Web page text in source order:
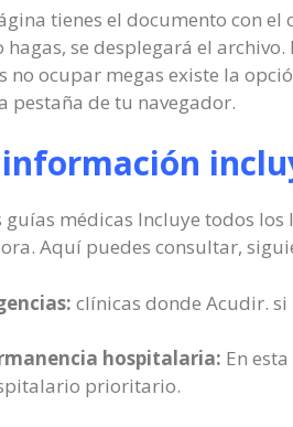
tienes el documento con
hagas, se desplegará el
no ocupar megas existe la
pestaña de tu navegador.
guías médicas Incluye todos
Aquí puedes consultar,
clínicas donde Acudir.
hospitalaria: En
prioritario.